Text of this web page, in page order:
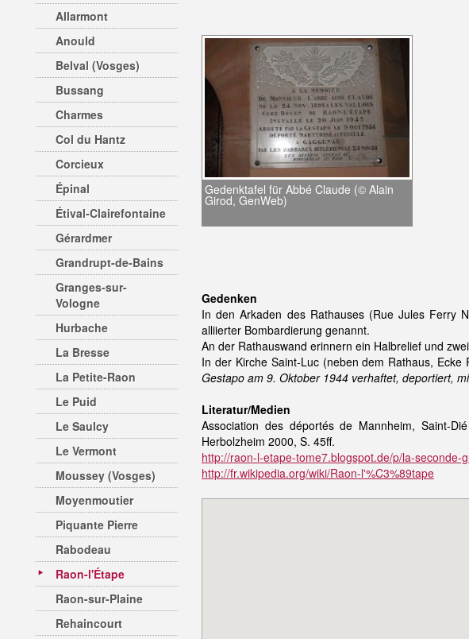
Allarmont
Anould
Belval (Vosges)
Bussang
Charmes
Col du Hantz
Corcieux
Épinal
Étival-Clairefontaine
Gérardmer
Grandrupt-de-Bains
Granges-sur-
Vologne
Hurbache
La Bresse
La Petite-Raon
Le Puid
Le Saulcy
Le Vermont
Moussey (Vosges)
Moyenmoutier
Piquante Pierre
Rabodeau
Raon-l'Étape
Raon-sur-Plaine
Rehaincourt
Gedenktafel für Abbé Claude (© Alain
Girod, GenWeb)
Gedenken
In den Arkaden des Rathauses (Rue Jules Ferry
alliierter Bombardierung genannt.
An der Rathauswand erinnern ein Halbrelief und
In der Kirche Saint-Luc (neben dem Rathaus,
Gestapo am 9. Oktober 1944 verhaftet, deportiert,
Literatur/Medien
Association des déportés de Mannheim, Saint-
Herbolzheim 2000, S. 45ff.
http://raon-l-etape-tome7.blogspot.de/p/la-seconde-
http://fr.wikipedia.org/wiki/Raon-l'%C3%89tape